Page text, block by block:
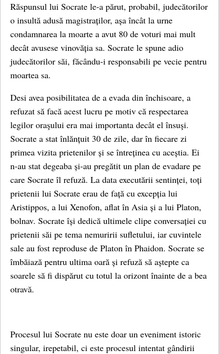
Răspunsul lui Socrate le-a părut, probabil, judecătorilor
o insultă adusă magistraților, așa încât la urne
condamnarea la moarte a avut 80 de voturi mai mult
decât avusese vinovăția sa. Socrate le spune adio
judecătorilor săi, făcându-i responsabili pe vecie pentru
moartea sa.
Desi avea posibilitatea de a evada din închisoare, a
refuzat să facă acest lucru pe motiv că respectarea
legilor oraşului era mai importanta decât el însuşi.
Socrate a stat înlănțuit 30 de zile, dar în fiecare zi
primea vizita prietenilor și se întreținea cu aceștia. Ei
n-au stat degeaba și-au pregătit un plan de evadare pe
care Socrate îl refuză. La data executării sentinței, toți
prietenii lui Socrate erau de față cu excepția lui
Aristippos, a lui Xenofon, aflat în Asia și a lui Platon,
bolnav. Socrate își dedică ultimele clipe conversației cu
prietenii săi pe tema nemuririi sufletului, iar cuvintele
sale au fost reproduse de Platon în Phaidon. Socrate se
îmbăiază pentru ultima oară și refuză să aștepte ca
soarele să fi dispărut cu totul la orizont înainte de a bea
otravă.
Procesul lui Socrate nu este doar un eveniment istoric
singular, irepetabil, ci este procesul intentat gândirii